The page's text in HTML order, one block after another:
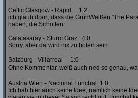
Celtic Glasgow - Rapid 1:2
ich glaub dran, dass die GrünWeißen "The
haben, die Schotten
Galatasaray - Sturm Graz 4:0
Sorry, aber da wird nix zu holen sein
Salzburg - Villarreal 1:0
Ohne Kommentar, weiß auch ned so genau,
Austria Wien - Nacional Funchal 1:0
Ich hab hier auch keine Idee, nämlich keine